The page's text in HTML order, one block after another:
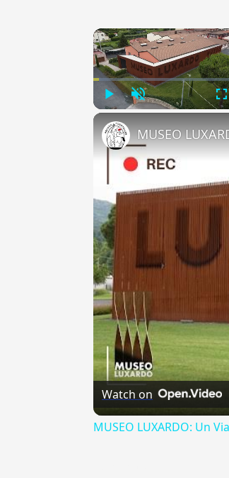
Play Unmute
MUSEO
Watch on
MUSEO LUXARDO: Un